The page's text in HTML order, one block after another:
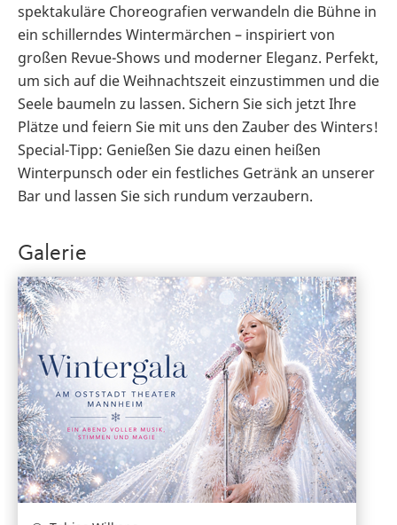
spektakuläre Choreografien verwandeln die Bühne in
ein schillerndes Wintermärchen – inspiriert von
großen Revue-Shows und moderner Eleganz. Perfekt,
um sich auf die Weihnachtszeit einzustimmen und die
Seele baumeln zu lassen. Sichern Sie sich jetzt Ihre
Plätze und feiern Sie mit uns den Zauber des Winters!
Special-Tipp: Genießen Sie dazu einen heißen
Winterpunsch oder ein festliches Getränk an unserer
Bar und lassen Sie sich rundum verzaubern.
Galerie